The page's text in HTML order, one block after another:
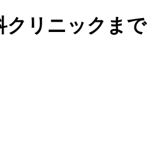
クリニックまで